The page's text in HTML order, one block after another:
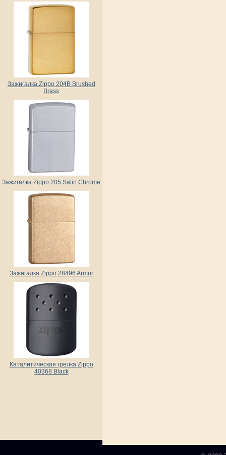
Зажигалка Zippo 204B Brushed
Brass
Зажигалка Zippo 205 Satin Chrome
Зажигалка Zippo 28496 Armor
Каталитическая грелка Zippo
40368 Black